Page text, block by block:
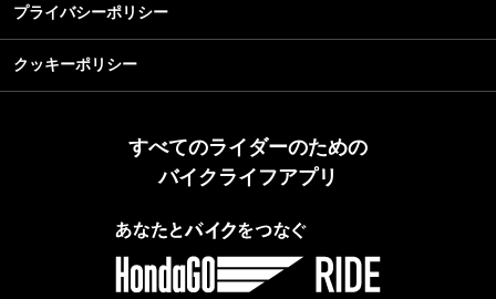
プライバシーポリシー
クッキーポリシー
すべてのライダーのための
バイクライフアプリ